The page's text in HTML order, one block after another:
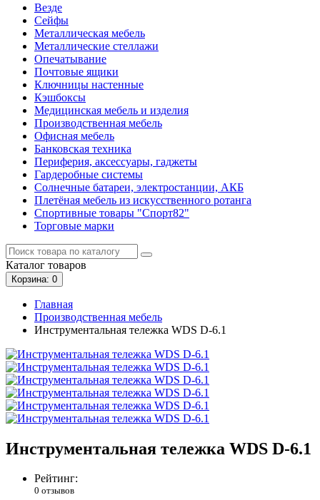
Везде
Сейфы
Металлическая мебель
Металлические стеллажи
Опечатывание
Почтовые ящики
Ключницы настенные
Кэшбоксы
Медицинская мебель и изделия
Производственная мебель
Офисная мебель
Банковская техника
Периферия, аксессуары, гаджеты
Гардеробные системы
Солнечные батареи, электростанции, АКБ
Плетёная мебель из искусственного ротанга
Спортивные товары "Спорт82"
Торговые марки
Каталог товаров
Корзина: 0
Главная
Производственная мебель
Инструментальная тележка WDS D-6.1
Инструментальная тележка WDS D-6.1
Рейтинг:
0 отзывов